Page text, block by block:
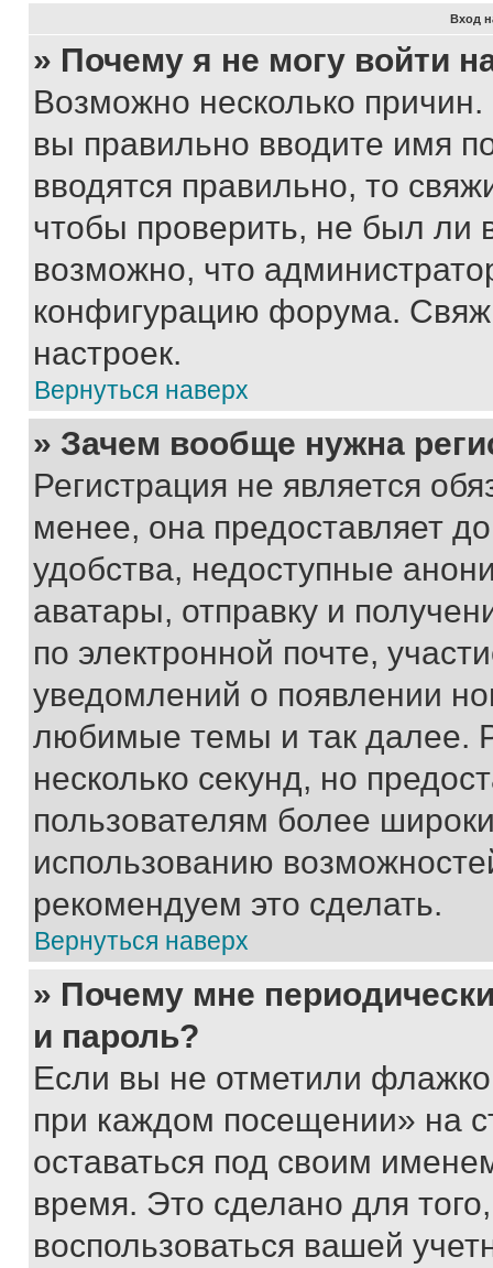
Вход
» Почему я не могу войти
Возможно несколько
вы правильно вводите имя
вводятся правильно, то
чтобы проверить, не был ли
возможно, что
конфигурацию форума.
настроек.
Вернуться наверх
» Зачем вообще нужна
Регистрация не является
менее, она предоставляет
удобства, недоступные
аватары, отправку и
по электронной почте,
уведомлений о появлении
любимые темы и так далее.
несколько секунд, но
пользователям более
использованию
рекомендуем это сделать.
Вернуться наверх
» Почему мне
и пароль?
Если вы не отметили
при каждом посещении» на
оставаться под своим
время. Это сделано для
воспользоваться вашей